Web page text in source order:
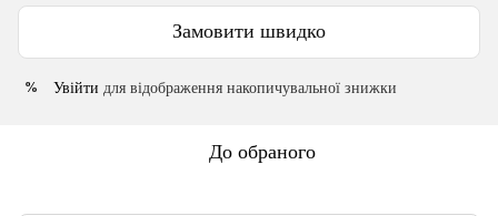
Замовити швидко
% Увійти для відображення накопичувальної знижки
До обраного